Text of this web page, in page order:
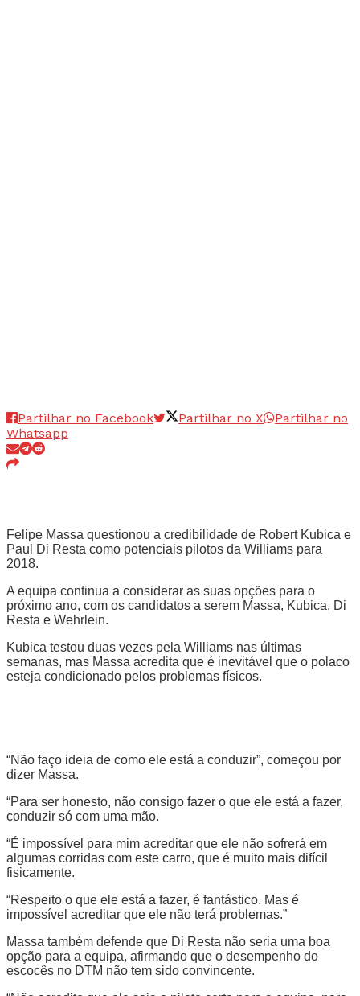
Partilhar no Facebook Partilhar no X
Partilhar no
Whatsapp
Felipe Massa questionou a credibilidade de Robert Kubica e
Paul Di Resta como potenciais pilotos da Williams para
2018.
A equipa continua a considerar as suas opções para o
próximo ano, com os candidatos a serem Massa, Kubica, Di
Resta e Wehrlein.
Kubica testou duas vezes pela Williams nas últimas
semanas, mas Massa acredita que é inevitável que o polaco
esteja condicionado pelos problemas físicos.
“Não faço ideia de como ele está a conduzir”, começou por
dizer Massa.
“Para ser honesto, não consigo fazer o que ele está a fazer,
conduzir só com uma mão.
“É impossível para mim acreditar que ele não sofrerá em
algumas corridas com este carro, que é muito mais difícil
fisicamente.
“Respeito o que ele está a fazer, é fantástico. Mas é
impossível acreditar que ele não terá problemas.”
Massa também defende que Di Resta não seria uma boa
opção para a equipa, afirmando que o desempenho do
escocês no DTM não tem sido convincente.